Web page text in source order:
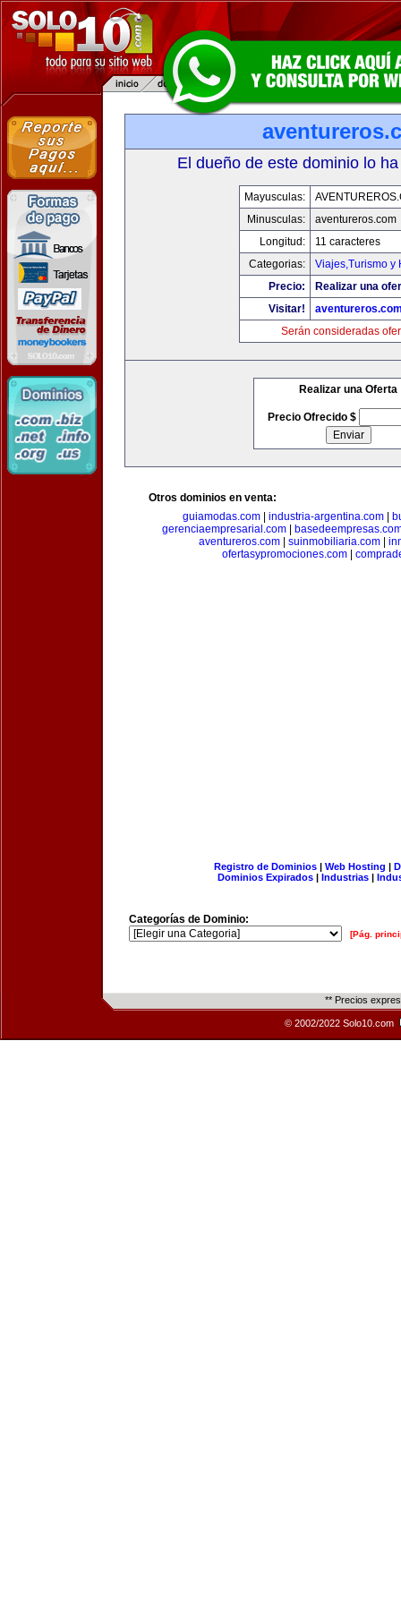
El dueño de este dominio lo
Mayusculas:
Minusculas:
aventureros.com
Longitud:
11 caracteres
Categorias:
Viajes,Turismo y
Precio:
Realizar una
Visitar!
Serán consideradas
Realizar una Oferta
Precio Ofrecido $
Otros dominios en venta:
guiamodas.com| industria-argentina.com|
gerenciaempresarial.com|
aventureros.com| suinmobiliaria.com|
ofertasypromociones.com|
Registro de Dominios| Web Hosting |
Dominios Expirados | Industrias |
Categorías de Dominio:
[Pág.
** Precios
© 2002/2022 Solo10.com